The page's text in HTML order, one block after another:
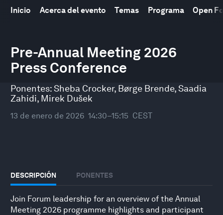
Inicio Acerca del evento Temas Programa Open
Pre-Annual Meeting 2026
Press Conference
Ponentes:Sheba Crocker, Børge Brende,Saadia
Zahidi, Mirek Dušek
13 de enero de 2026 14:30–15:15 CEST
DESCRIPCIÓN PONENTES
Join Forum leadership for an overview of the Annual
Meeting 2026 programme highlights and participant
seconds
of
41
minutes,
seconds